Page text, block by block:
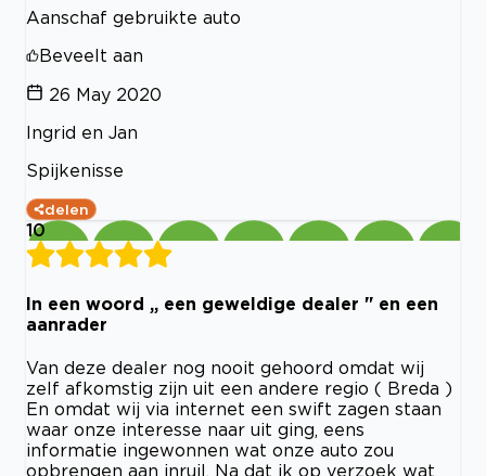
Aanschaf gebruikte auto
Beveelt aan
26 May 2020
Ingrid en Jan
Spijkenisse
delen
10
In een woord ,, een geweldige dealer " en een
aanrader
Van deze dealer nog nooit gehoord omdat wij
zelf afkomstig zijn uit een andere regio ( Breda )
En omdat wij via internet een swift zagen staan
waar onze interesse naar uit ging, eens
informatie ingewonnen wat onze auto zou
opbrengen aan inruil. Na dat ik op verzoek wat